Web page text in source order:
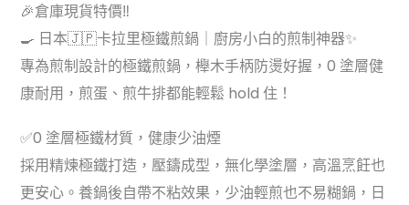
was:
$40.00.$27.99.
🎉倉庫現貨特價‼️
🍳 日本🇯🇵卡拉里極鐵煎鍋｜廚房小白的煎制神器✨
專為煎制設計的極鐵煎鍋，櫸木手柄防燙好握，0 塗層健
康耐用，煎蛋、煎牛排都能輕鬆 hold 住！
✅0 塗層極鐵材質，健康少油煙
採用精煉極鐵打造，壓鑄成型，無化學塗層，高溫烹飪也
更安心。養鍋後自帶不粘效果，少油輕煎也不易糊鍋，日